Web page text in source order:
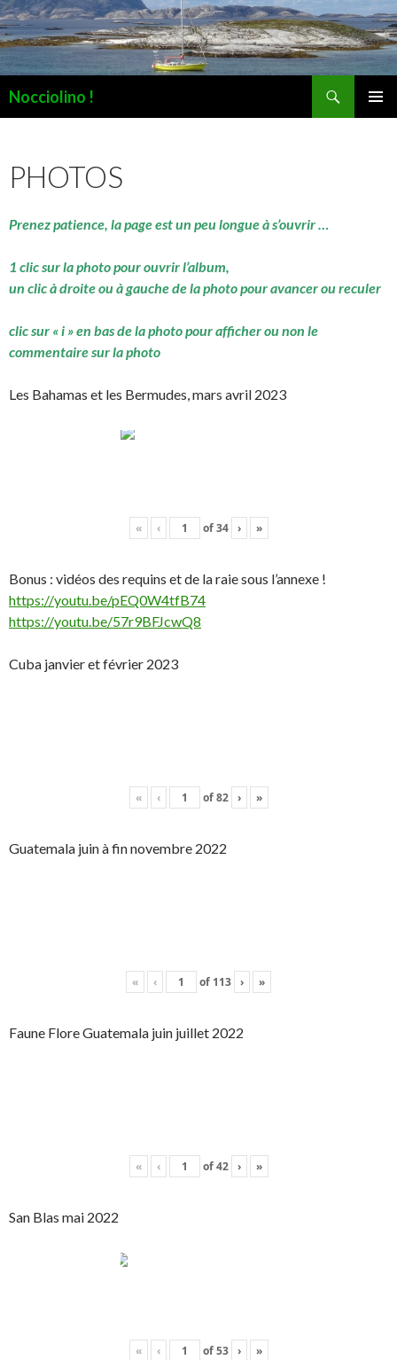
Nocciolino !
PHOTOS
Prenez patience, la page est un peu longue à s’ouvrir …
1 clic sur la photo pour ouvrir l’album,
un clic à droite ou à gauche de la photo pour avancer ou reculer
clic sur « i » en bas de la photo pour afficher ou non le
commentaire sur la photo
Les Bahamas et les Bermudes, mars avril 2023
« ‹ of34 › »
Bonus : vidéos des requins et de la raie sous l’annexe !
https://youtu.be/pEQ0W4tfB74
https://youtu.be/57r9BFJcwQ8
Cuba janvier et février 2023
« ‹ of82 › »
Guatemala juin à fin novembre 2022
« ‹ of 113 › »
Faune Flore Guatemala juin juillet 2022
« ‹ of42 › »
San Blas mai 2022
« ‹ of53 › »